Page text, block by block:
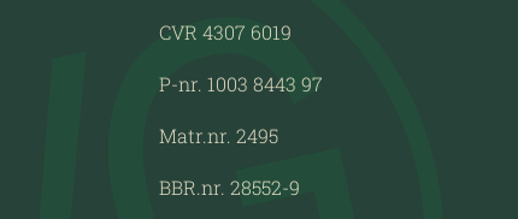
CVR 4307 6019
P-nr. 1003 8443 97
Matr.nr. 2495
BBR.nr. 28552-9